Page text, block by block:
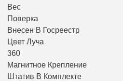
Вес
Поверка
Внесен В Госреестр
Цвет Луча
360
Магнитное Крепление
Штатив В Комплекте